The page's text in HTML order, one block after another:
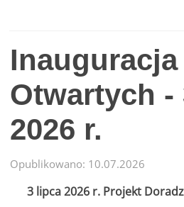
Inauguracja
Otwartych -
2026 r.
Opublikowano: 10.07.2026
3 lipca 2026 r. Projekt